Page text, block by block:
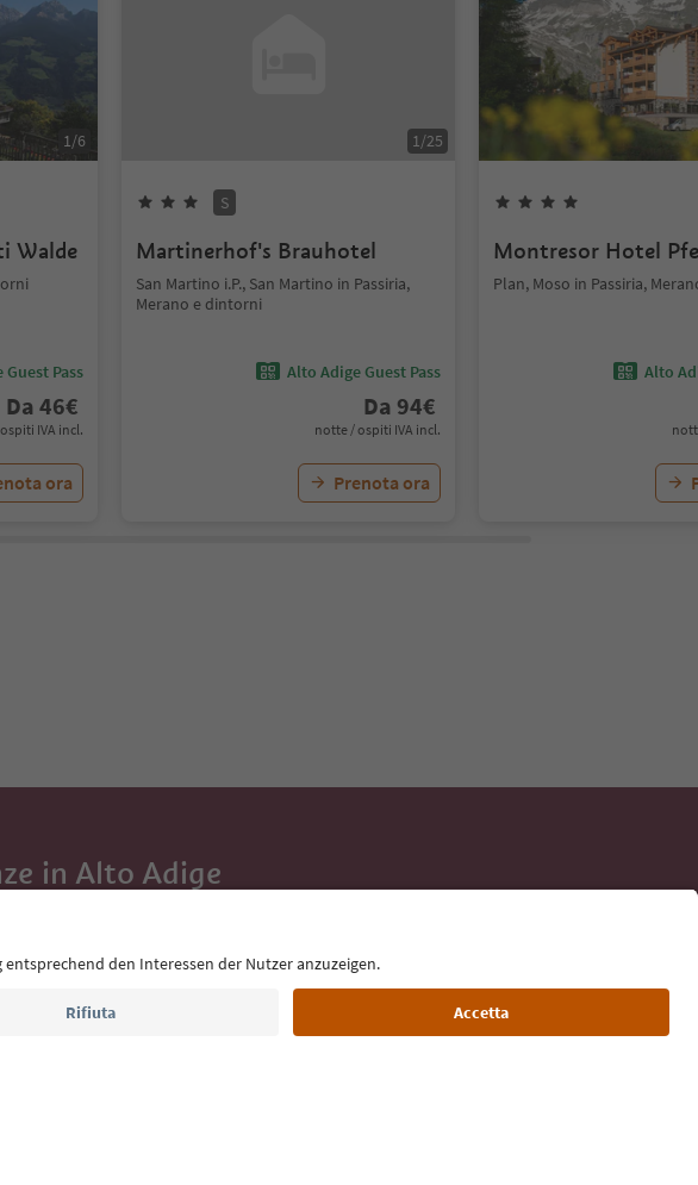
1/6
Walde
Pass
Da 46€
IVA incl.
ora
1/25
S
Martinerhof's Brauhotel
San Martino i.P., San Martino in Passiria,
Merano e dintorni
Alto Adige Guest Pass
Da 94€
notte / ospiti IVA incl.
Prenota ora
Montresor Hotel
Plan, Moso in Passiria,
Alto
in Alto Adige
ricette tipiche.